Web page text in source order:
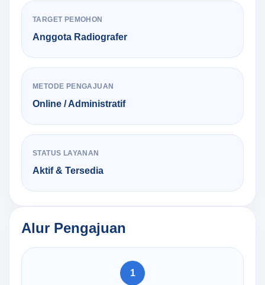
TARGET PEMOHON
Anggota Radiografer
METODE PENGAJUAN
Online / Administratif
STATUS LAYANAN
Aktif & Tersedia
Alur Pengajuan
1